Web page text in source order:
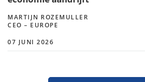
MARTIJN ROZEMULLER
CEO – EUROPE
07 JUNI 2026